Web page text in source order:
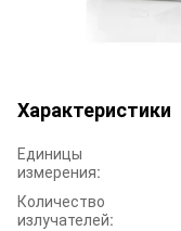
Характеристики
Единицы
измерения:
Количество
излучателей: